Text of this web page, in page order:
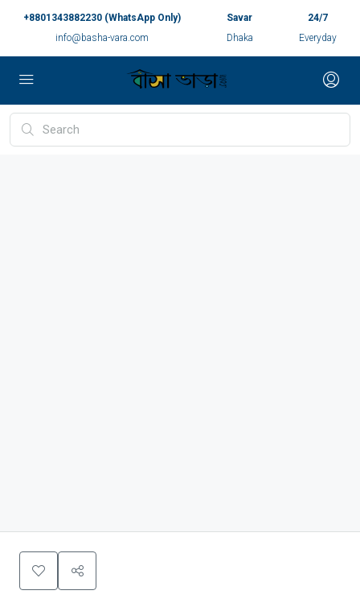
+8801343882230 (WhatsApp Only)
info@basha-vara.com
Savar
Dhaka
24/7
Everyday